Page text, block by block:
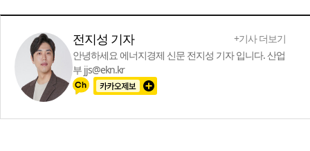
전지성 기자
+기사 더보기
안녕하세요 에너지경제 신문 전지성 기자 입니다. 산업
부 jjs@ekn.kr